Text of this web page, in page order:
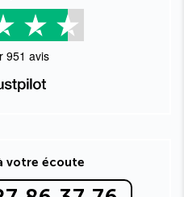
951 avis
votre écoute